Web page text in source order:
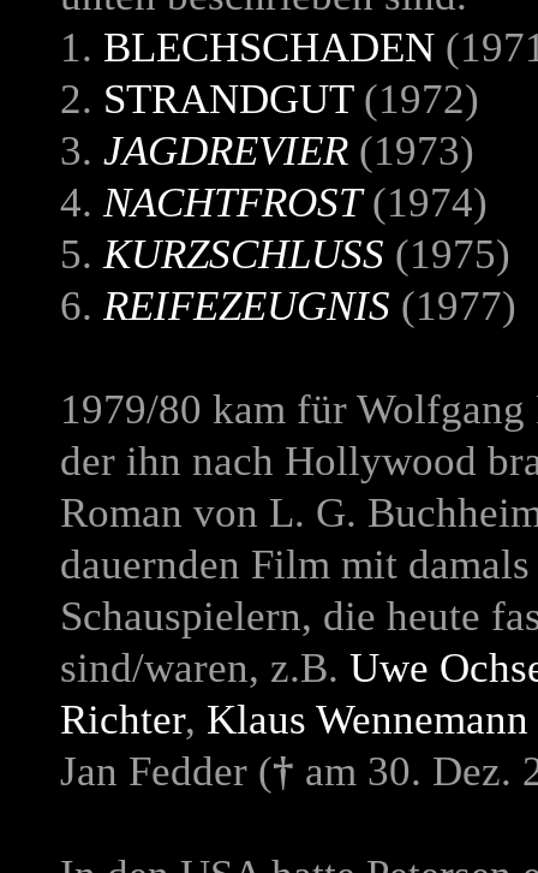
1. BLECHSCHADEN
2. STRANDGUT(1972)
3. JAGDREVIER (1973)
4.NACHTFROST(1974)
5.KURZSCHLUSS (1975)
6. REIFEZEUGNIS (1977)
1979/80 kam für
der ihn nach Hollywood
Roman von L. G.
dauernden Film mit
Schauspielern, die heute
sind/waren, z.B. Uwe
Richter, Klaus Wennemann
Jan Fedder († am 30. Dez.